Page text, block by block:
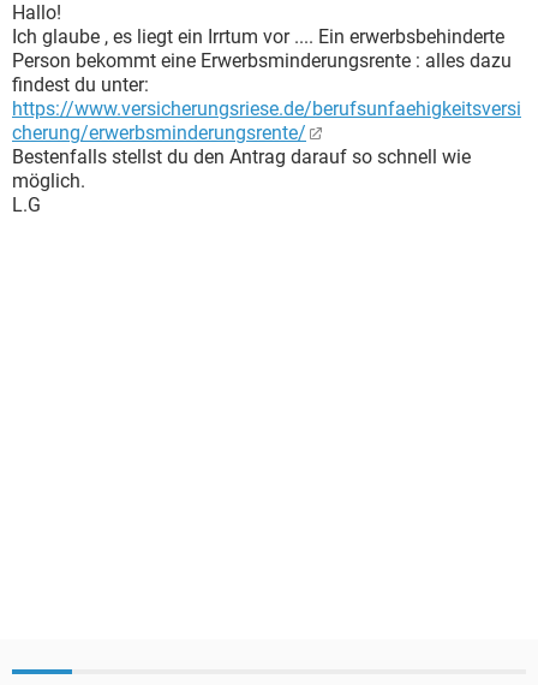
Hallo!
Ich glaube , es liegt ein Irrtum vor .... Ein erwerbsbehinderte
Person bekommt eine Erwerbsminderungsrente : alles dazu
findest du unter:
https://www.versicherungsriese.de/berufsunfaehigkeitsversi
cherung/erwerbsminderungsrente/
Bestenfalls stellst du den Antrag darauf so schnell wie
möglich.
L.G